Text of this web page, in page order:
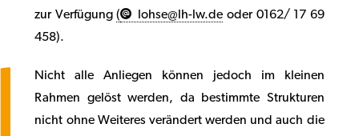
zur Verfügung( lohse@lh-lw.de oder 0162/ 17 69
458).
Nicht alle Anliegen können jedoch im kleinen
Rahmen gelöst werden, da bestimmte Strukturen
nicht ohne Weiteres verändert werden und auch die